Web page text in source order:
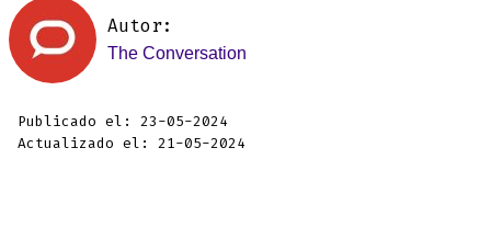
Autor:
The Conversation
Publicado el: 23-05-2024
Actualizado el: 21-05-2024